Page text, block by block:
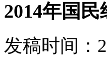
2014年国
发稿时间：